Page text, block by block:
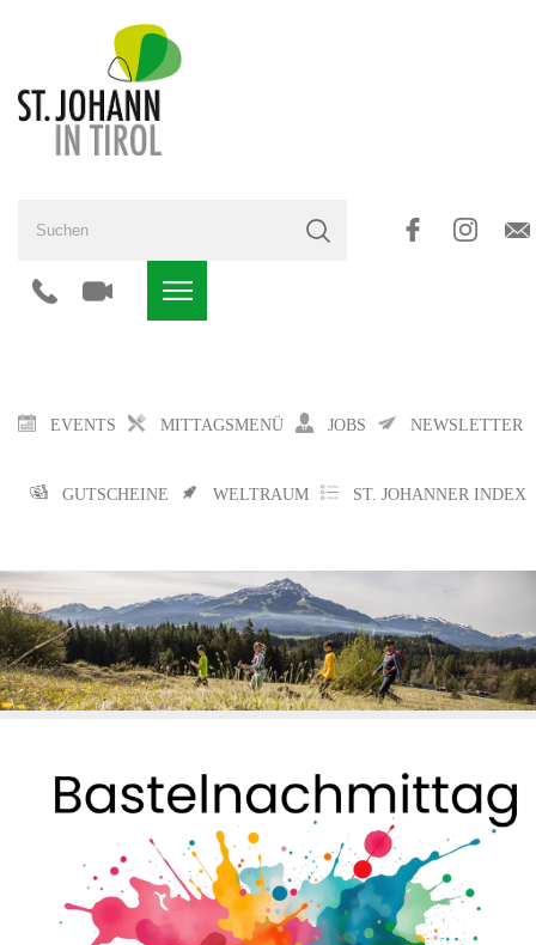
EVENTS MITTAGSMENÜ JOBS NEWSLETTER
GUTSCHEINE WELTRAUM ST. JOHANNER INDEX